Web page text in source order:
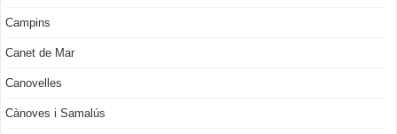
Campins
Canet de Mar
Canovelles
Cànoves i Samalús